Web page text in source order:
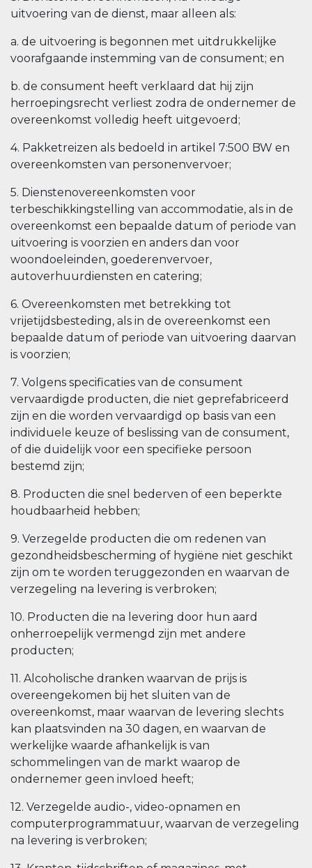
uitvoering van de dienst, maar alleen als:
a. de uitvoering is begonnen met uitdrukkelijke
voorafgaande instemming van de consument; en
b. de consument heeft verklaard dat hij zijn
herroepingsrecht verliest zodra de ondernemer de
overeenkomst volledig heeft uitgevoerd;
4. Pakketreizen als bedoeld in artikel 7:500 BW en
overeenkomsten van personenvervoer;
5. Dienstenovereenkomsten voor
terbeschikkingstelling van accommodatie, als in de
overeenkomst een bepaalde datum of periode van
uitvoering is voorzien en anders dan voor
woondoeleinden, goederenvervoer,
autoverhuurdiensten en catering;
6. Overeenkomsten met betrekking tot
vrijetijdsbesteding, als in de overeenkomst een
bepaalde datum of periode van uitvoering daarvan
is voorzien;
7. Volgens specificaties van de consument
vervaardigde producten, die niet geprefabriceerd
zijn en die worden vervaardigd op basis van een
individuele keuze of beslissing van de consument,
of die duidelijk voor een specifieke persoon
bestemd zijn;
8. Producten die snel bederven of een beperkte
houdbaarheid hebben;
9. Verzegelde producten die om redenen van
gezondheidsbescherming of hygiëne niet geschikt
zijn om te worden teruggezonden en waarvan de
verzegeling na levering is verbroken;
10. Producten die na levering door hun aard
onherroepelijk vermengd zijn met andere
producten;
11. Alcoholische dranken waarvan de prijs is
overeengekomen bij het sluiten van de
overeenkomst, maar waarvan de levering slechts
kan plaatsvinden na 30 dagen, en waarvan de
werkelijke waarde afhankelijk is van
schommelingen van de markt waarop de
ondernemer geen invloed heeft;
12. Verzegelde audio-, video-opnamen en
computerprogrammatuur, waarvan de verzegeling
na levering is verbroken;